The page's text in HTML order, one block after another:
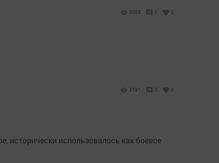
3089 0 0
3191 0 0
исторически использовалось как боевое